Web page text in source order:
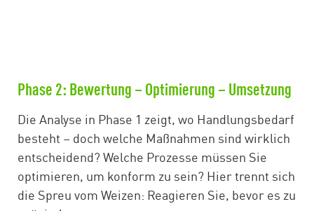
Phase 2: Bewertung – Optimierung – Umsetzung
Die Analyse in Phase 1 zeigt, wo Handlungsbedarf
besteht – doch welche Maßnahmen sind wirklich
entscheidend? Welche Prozesse müssen Sie
optimieren, um konform zu sein? Hier trennt sich
die Spreu vom Weizen: Reagieren Sie, bevor es zu